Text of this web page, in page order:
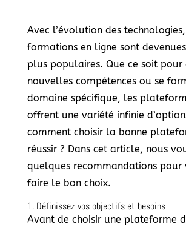
Avec l’évolution des
formations en ligne sont
plus populaires. Que ce soit pour
nouvelles compétences ou se
domaine spécifique, les
offrent une variété infinie
comment choisir la bonne
réussir ? Dans cet article, nous
quelques recommandations pour
faire le bon choix.
1. Définissez vos objectifs et besoins
Avant de choisir une plateforme